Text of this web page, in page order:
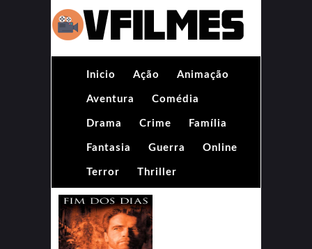
Inicio Ação Animação
Aventura Comédia
Drama Crime Família
Fantasia Guerra Online
Terror Thriller